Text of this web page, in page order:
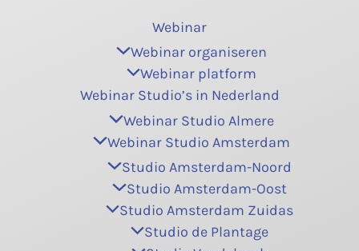
Webinar
Webinar organiseren
Webinar platform
Webinar Studio’s in Nederland
Webinar Studio Almere
Webinar Studio Amsterdam
Studio Amsterdam-Noord
Studio Amsterdam-Oost
Studio Amsterdam Zuidas
Studio de Plantage